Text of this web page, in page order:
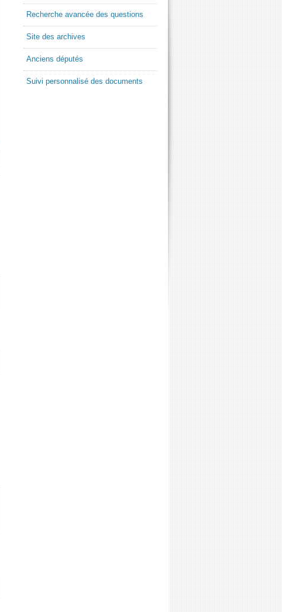
Recherche avancée des questions
Site des archives
Anciens députés
Suivi personnalisé des documents